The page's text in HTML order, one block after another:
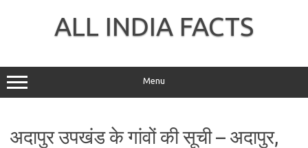
ALL INDIA FACTS
Menu
अदापुर उपखंड के गांवों की सूची – अदापुर,